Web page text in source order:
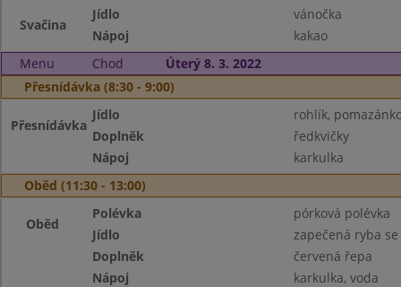
Svačina
Jídlo
vánočka
Nápoj
kakao
Menu
Chod
Úterý 8. 3. 2022
Přesnídávka (8:30 - 9:00)
Přesnídávka
Jídlo
rohlík,
Doplněk
ředkvičky
Nápoj
karkulka
Oběd (11:30 - 13:00)
Oběd
Polévka
pórková polévka
Jídlo
zapečená ryba
Doplněk
červená řepa
Nápoj
karkulka, voda